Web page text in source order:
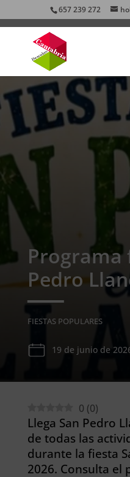
657 239 272
Programa
Pedro
FIESTAS POPULARES
19 de junio de
0 (0)
Llega San Pedro
de todas las
durante la fiesta
2026. Consulta el